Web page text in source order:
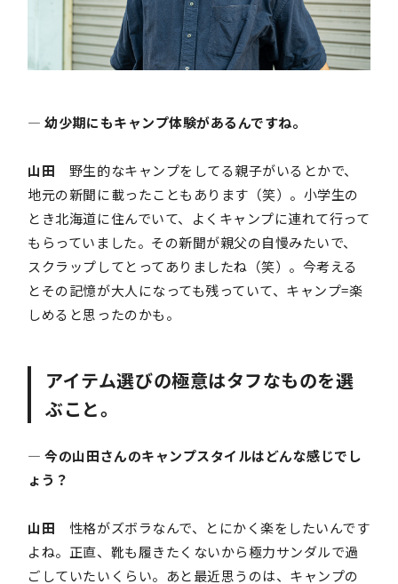
― 幼少期にもキャンプ体験があるんですね。
山田 野生的なキャンプをしてる親子がいるとかで、
地元の新聞に載ったこともあります（笑）。小学生の
とき北海道に住んでいて、よくキャンプに連れて行って
もらっていました。その新聞が親父の自慢みたいで、
スクラップしてとってありましたね（笑）。今考える
とその記憶が大人になっても残っていて、キャンプ=楽
しめると思ったのかも。
アイテム選びの極意はタフなものを選
ぶこと。
― 今の山田さんのキャンプスタイルはどんな感じでし
ょう？
山田 性格がズボラなんで、とにかく楽をしたいんです
よね。正直、靴も履きたくないから極力サンダルで過
ごしていたいくらい。あと最近思うのは、キャンプの